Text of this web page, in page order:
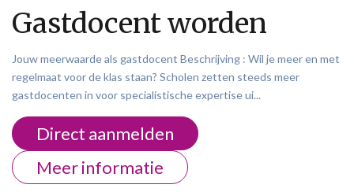
Gastdocent worden
Jouw meerwaarde als gastdocent Beschrijving : Wil je meer en met
regelmaat voor de klas staan? Scholen zetten steeds meer
gastdocenten in voor specialistische expertise ui...
Direct aanmelden
Meer informatie